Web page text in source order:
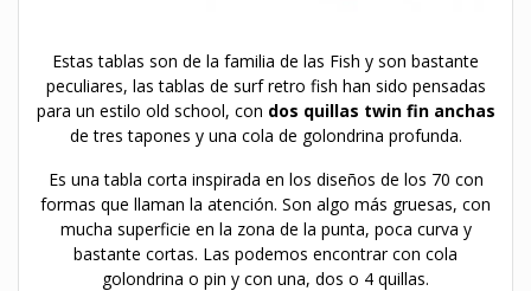
Estas tablas son de la familia de las Fish y son bastante
peculiares, las tablas de surf retro fish han sido pensadas
para un estilo old school, con dos quillas twin fin anchas
de tres tapones y una cola de golondrina profunda.
Es una tabla corta inspirada en los diseños de los 70 con
formas que llaman la atención. Son algo más gruesas, con
mucha superficie en la zona de la punta, poca curva y
bastante cortas. Las podemos encontrar con cola
golondrina o pin y con una, dos o 4 quillas.